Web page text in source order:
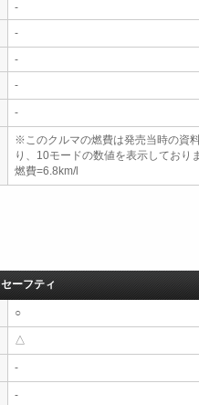
-
-
-
-
-
※このクルマの燃費は発売当時の資
り、10モードの数値を表示しており
燃費=6.8km/l
セーフティ
○
△
-
-